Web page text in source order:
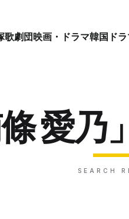
歌劇団映画・ドラマ韓国ド
條 愛
SEARCH